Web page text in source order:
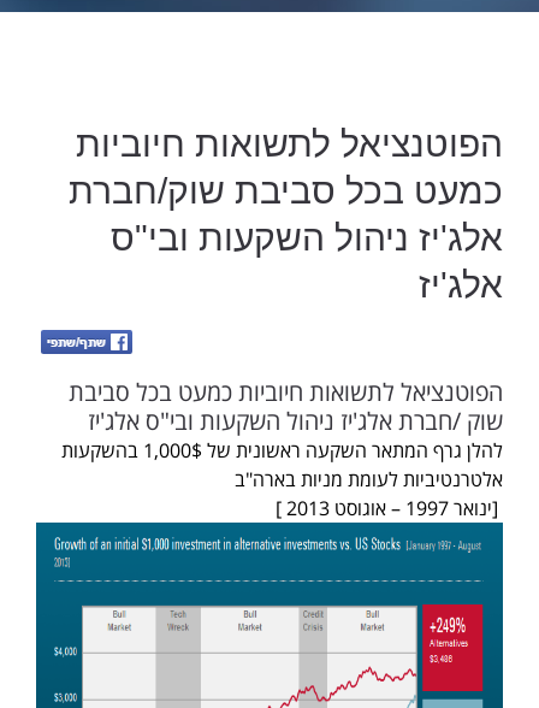
הפוטנציאל לתשואות חיוביות
כמעט בכל סביבת שוק/חברת
אלג'יז ניהול השקעות ובי"ס
אלג'יז
הפוטנציאל לתשואות חיוביות כמעט בכל סביבת
שוק /חברת אלג'יז ניהול השקעות ובי"ס אלג'יז
להלן גרף המתאר השקעה ראשונית של 1,000$ בהשקעות
אלטרנטיביות לעומת מניות בארה"ב
[ינואר 1997 – אוגוסט 2013 ]